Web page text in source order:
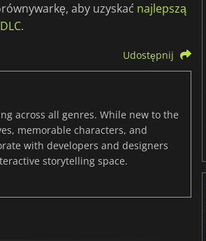
aby uzyskać najlepszą
.
Udostępnij
across all genres. While new to the
memorable characters, and
with developers and designers
storytelling space.